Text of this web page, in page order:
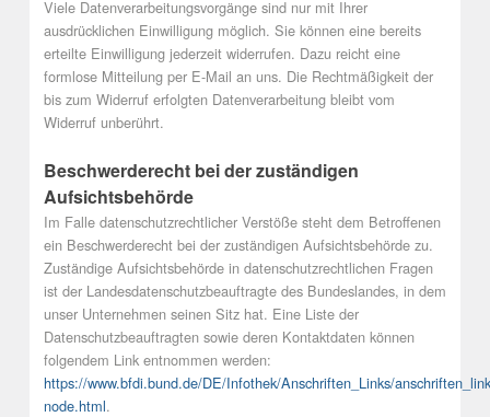
Viele Datenverarbeitungsvorgänge sind nur mit Ihrer
ausdrücklichen Einwilligung möglich. Sie können eine bereits
erteilte Einwilligung jederzeit widerrufen. Dazu reicht eine
formlose Mitteilung per E-Mail an uns. Die Rechtmäßigkeit der
bis zum Widerruf erfolgten Datenverarbeitung bleibt vom
Widerruf unberührt.
Beschwerderecht bei der zuständigen
Aufsichtsbehörde
Im Falle datenschutzrechtlicher Verstöße steht dem Betroffenen
ein Beschwerderecht bei der zuständigen Aufsichtsbehörde zu.
Zuständige Aufsichtsbehörde in datenschutzrechtlichen Fragen
ist der Landesdatenschutzbeauftragte des Bundeslandes, in dem
unser Unternehmen seinen Sitz hat. Eine Liste der
Datenschutzbeauftragten sowie deren Kontaktdaten können
folgendem Link entnommen werden:
https://www.bfdi.bund.de/DE/Infothek/Anschriften_Links/
node.html.